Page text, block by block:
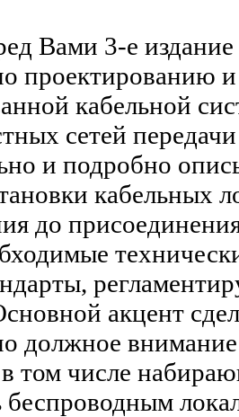
Вами 3-е
проектированию
кабельной
сетей
и подробно
кабель­ных
до
акцент
должное
том числе
беспроводным